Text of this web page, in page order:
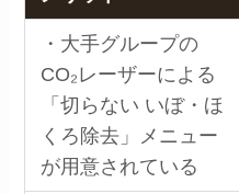
・大手グループの
CO₂レーザーによる
「切らない いぼ・ほ
くろ除去」メニュー
が用意されている